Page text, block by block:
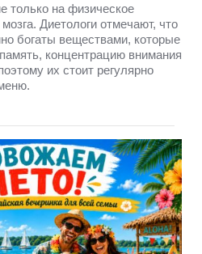
только на физическое
Диетологи отмечают, что
богаты веществами, которые
концентрацию внимания
их стоит регулярно